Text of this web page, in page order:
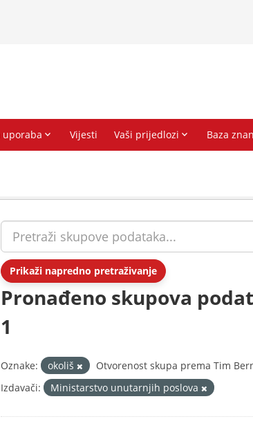
Prikaži napredno pretraživanje
Pronađeno skupova
1
Oznake: okoliš Otvorenost skupa prema Tim
Izdavači:
Ministarstvo unutarnjih poslova